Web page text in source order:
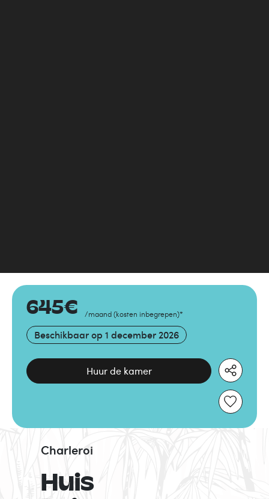
645€ /maand (kosten inbegrepen)*
Beschikbaar op 1 december 2026
Huur de kamer
Huis
Charleroi